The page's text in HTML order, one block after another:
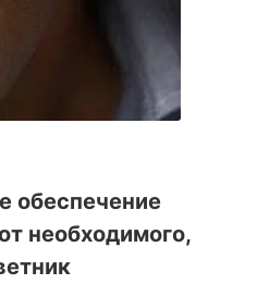
обеспечение
необходимого,